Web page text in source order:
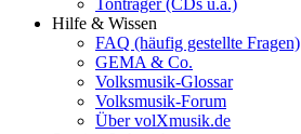
Tonträger (CDs u.a.)
Hilfe & Wissen
FAQ (häufig gestellte Fragen)
GEMA & Co.
Volksmusik-Glossar
Volksmusik-Forum
Über volXmusik.de